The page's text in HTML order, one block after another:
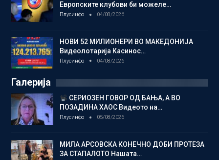
Европските клубови би можеле…
Плусинфо 04/08/2026
НОВИ 52 МИЛИОНЕРИ ВО МАКЕДОНИЈА
Видеолотарија Касинос…
Плусинфо 04/08/2026
Галерија
СЕРИОЗЕН ГОВОР ОД БАЊА, А ВО
ПОЗАДИНА ХАОС Видеото на…
Плусинфо 05/08/2026
МИЛА АРСОВСКА КОНЕЧНО ДОБИ ПРОТЕЗА
ЗА СТАПАЛОТО Нашата…